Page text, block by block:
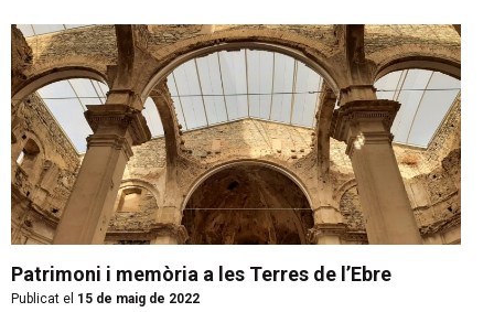
Patrimoni i memòria a les Terres de l’Ebre
Publicat el 15 de maig de 2022